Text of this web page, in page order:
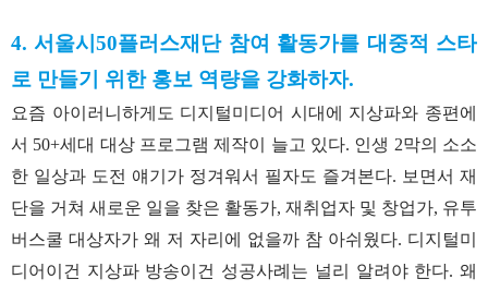
4. 서울시50플러스재단 참여 활동가를 대중적 스타
로 만들기 위한 홍보 역량을 강화하자.
요즘 아이러니하게도 디지털미디어 시대에 지상파와 종편에
서 50+세대 대상 프로그램 제작이 늘고 있다. 인생 2막의 소소
한 일상과 도전 얘기가 정겨워서 필자도 즐겨본다. 보면서 재
단을 거쳐 새로운 일을 찾은 활동가, 재취업자 및 창업가, 유투
버스쿨 대상자가 왜 저 자리에 없을까 참 아쉬웠다. 디지털미
디어이건 지상파 방송이건 성공사례는 널리 알려야 한다. 왜